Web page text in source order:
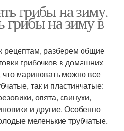
грибы на зиму.
грибы на зиму в
рецептам, разберем общие
грибочков в домашних
что мариновать можно все
так и пластинчатые:
опята, свинухи,
и другие. Особенно
меленькие трубчатые.